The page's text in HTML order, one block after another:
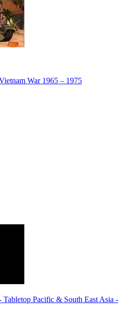
War 1965 – 1975
Pacific & South East Asia -